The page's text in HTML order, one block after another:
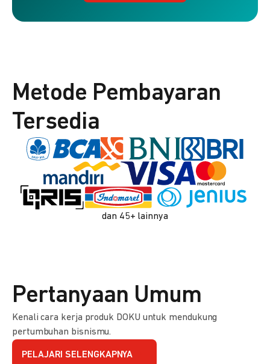
Metode Pembayaran
Tersedia
dan 45+ lainnya
Pertanyaan Umum
Kenali cara kerja produk DOKU untuk mendukung
pertumbuhan bisnismu.
PELAJARI SELENGKAPNYA